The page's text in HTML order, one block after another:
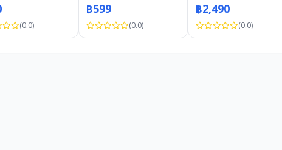
(0.0)
฿599
(0.0)
฿2,490
(0.0)